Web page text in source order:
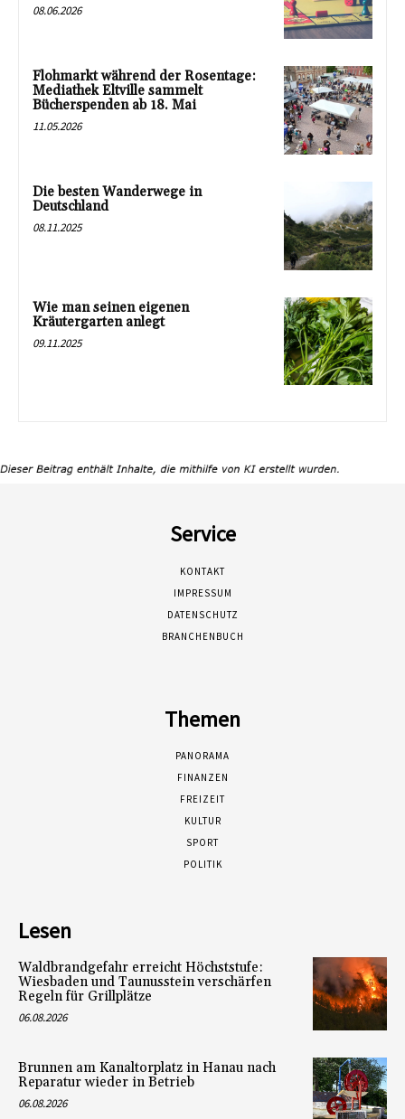
08.06.2026
Flohmarkt während der Rosentage:
Mediathek Eltville sammelt
Bücherspenden ab 18. Mai
11.05.2026
Die besten Wanderwege in
Deutschland
08.11.2025
Wie man seinen eigenen
Kräutergarten anlegt
09.11.2025
Service
KONTAKT
IMPRESSUM
DATENSCHUTZ
BRANCHENBUCH
Themen
PANORAMA
FINANZEN
FREIZEIT
KULTUR
SPORT
POLITIK
Lesen
Waldbrandgefahr erreicht Höchststufe:
Wiesbaden und Taunusstein verschärfen
Regeln für Grillplätze
06.08.2026
Brunnen am Kanaltorplatz in Hanau nach
Reparatur wieder in Betrieb
06.08.2026